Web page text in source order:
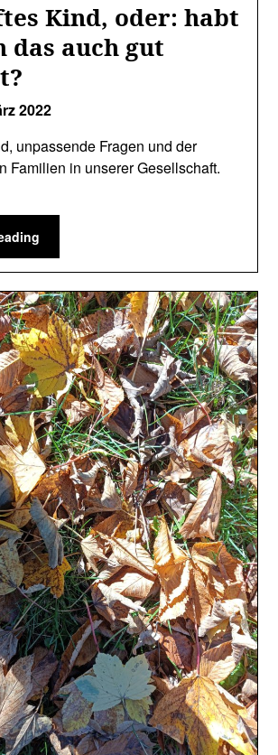
Kind, oder: habt
das auch gut
2022
unpassende Fragen und der
Familien in unserer Gesellschaft.